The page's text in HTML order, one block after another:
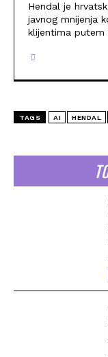
Hendal je
javnog mnijenja
klijentima putem
TAGS AI HENDAL